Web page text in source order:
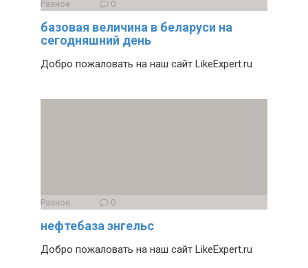
Разное 0
базовая величина в беларуси на
сегодняшний день
Добро пожаловать на наш сайт LikeExpert.ru
Разное 0
нефтебаза энгельс
Добро пожаловать на наш сайт LikeExpert.ru